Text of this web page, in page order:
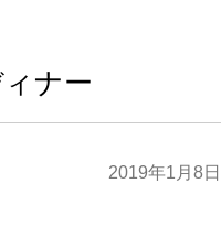
ナー
2019年1月8日